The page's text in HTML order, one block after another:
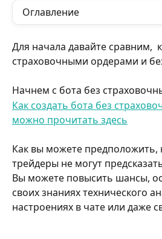
Оглавление
Для начала давайте сравним,
страховочными ордерами и
Начнем с бота без
Как создать бота без
можно прочитать здесь
Как вы можете предположить,
трейдеры не могут
Вы можете повысить шансы,
своих знаниях технического
настроениях в чате или даже